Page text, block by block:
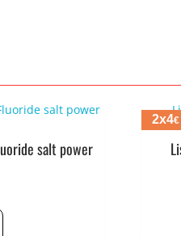
salt power
2x4€